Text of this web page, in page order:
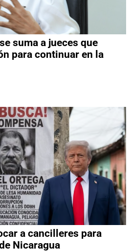
suma a jueces que
para continuar en la
a cancilleres para
Nicaragua